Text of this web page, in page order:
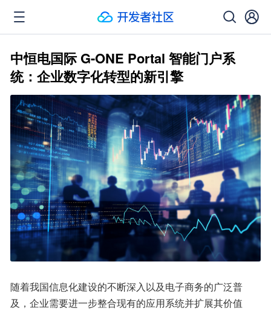
中恒电国际 G-ONE Portal 智能门户系
统：企业数字化转型的新引擎
随着我国信息化建设的不断深入以及电子商务的广泛普
及，企业需要进一步整合现有的应用系统并扩展其价值